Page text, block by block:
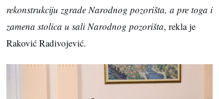
rekonstrukciju zgrade Narodnog pozorišta, a pre toga i
zamena stolica u sali Narodnog pozorišta, rekla je
Raković Radivojević.